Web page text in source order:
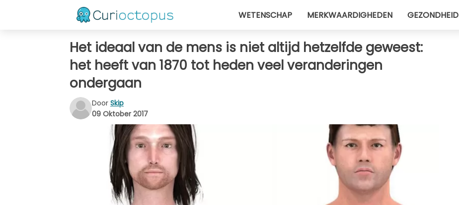
WETENSCHAP MERKWAARDIGHEDEN GEZONDHEID
Het ideaal van de mens is niet altijd hetzelfde geweest:
het heeft van 1870 tot heden veel veranderingen
ondergaan
Door Skip
09 Oktober 2017